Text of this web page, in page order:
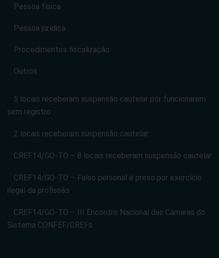
Pessoa física
Pessoa jurídica
Procedimentos fiscalização
Outros
5 locais receberam suspensão cautelar por funcionarem
sem registro
2 locais receberam suspensão cautelar
CREF14/GO-TO – 8 locais receberam suspensão cautelar
CREF14/GO-TO – Falso personal é preso por exercício
ilegal da profissão
CREF14/GO-TO – III Encontro Nacional das Câmaras do
Sistema CONFEF/CREFs